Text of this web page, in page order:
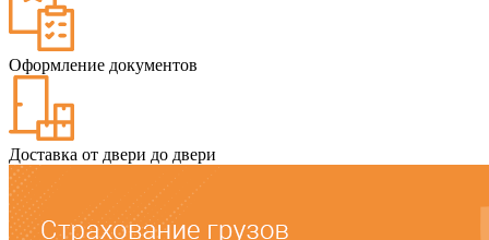
Оформление документов
Доставка от двери до двери